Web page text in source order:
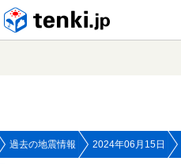
過去の地震情報 2024年06月15日